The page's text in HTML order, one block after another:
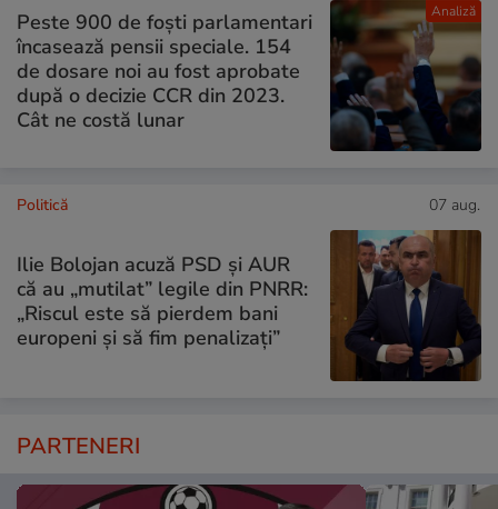
Analiză
Peste 900 de foști parlamentari
încasează pensii speciale. 154
de dosare noi au fost aprobate
după o decizie CCR din 2023.
Cât ne costă lunar
Politică 07 aug.
Ilie Bolojan acuză PSD și AUR
că au „mutilat” legile din PNRR:
„Riscul este să pierdem bani
europeni și să fim penalizați”
PARTENERI